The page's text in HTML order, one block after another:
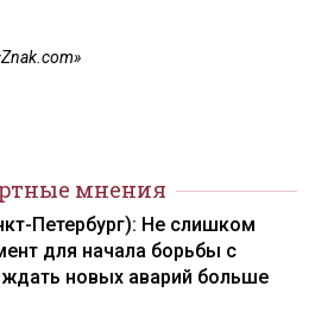
мнения
Петербург): Не слишком
для начала борьбы с
новых аварий больше